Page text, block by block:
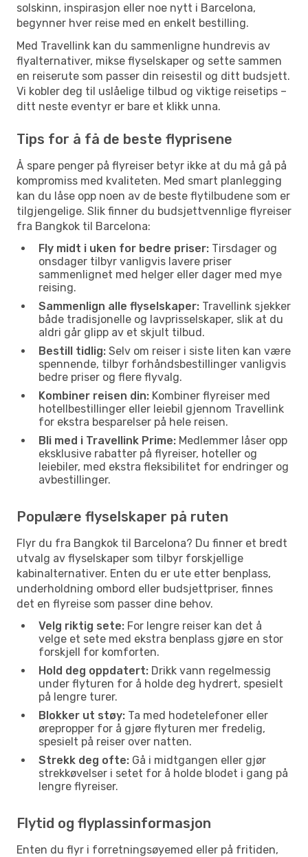
solskinn, inspirasjon eller noe nytt i Barcelona,
begynner hver reise med en enkelt bestilling.
Med Travellink kan du sammenligne hundrevis av
flyalternativer, mikse flyselskaper og sette sammen
en reiserute som passer din reisestil og ditt budsjett.
Vi kobler deg til uslåelige tilbud og viktige reisetips –
ditt neste eventyr er bare et klikk unna.
Tips for å få de beste flyprisene
Å spare penger på flyreiser betyr ikke at du må gå på
kompromiss med kvaliteten. Med smart planlegging
kan du låse opp noen av de beste flytilbudene som er
tilgjengelige. Slik finner du budsjettvennlige flyreiser
fra Bangkok til Barcelona:
Fly midt i uken for bedre priser: Tirsdager og
onsdager tilbyr vanligvis lavere priser
sammenlignet med helger eller dager med mye
reising.
Sammenlign alle flyselskaper: Travellink sjekker
både tradisjonelle og lavprisselskaper, slik at du
aldri går glipp av et skjult tilbud.
Bestill tidlig: Selv om reiser i siste liten kan være
spennende, tilbyr forhåndsbestillinger vanligvis
bedre priser og flere flyvalg.
Kombiner reisen din: Kombiner flyreiser med
hotellbestillinger eller leiebil gjennom Travellink
for ekstra besparelser på hele reisen.
Bli med i Travellink Prime: Medlemmer låser opp
eksklusive rabatter på flyreiser, hoteller og
leiebiler, med ekstra fleksibilitet for endringer og
avbestillinger.
Populære flyselskaper på ruten
Flyr du fra Bangkok til Barcelona? Du finner et bredt
utvalg av flyselskaper som tilbyr forskjellige
kabinalternativer. Enten du er ute etter benplass,
underholdning ombord eller budsjettpriser, finnes
det en flyreise som passer dine behov.
Velg riktig sete: For lengre reiser kan det å
velge et sete med ekstra benplass gjøre en stor
forskjell for komforten.
Hold deg oppdatert: Drikk vann regelmessig
under flyturen for å holde deg hydrert, spesielt
på lengre turer.
Blokker ut støy: Ta med hodetelefoner eller
ørepropper for å gjøre flyturen mer fredelig,
spesielt på reiser over natten.
Strekk deg ofte: Gå i midtgangen eller gjør
strekkøvelser i setet for å holde blodet i gang på
lengre flyreiser.
Flytid og flyplassinformasjon
Enten du flyr i forretningsøyemed eller på fritiden,